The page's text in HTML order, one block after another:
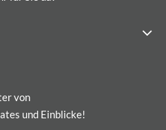
von
und Einblicke!